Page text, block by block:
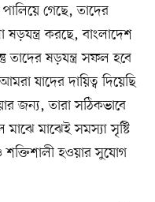
গেছে, তাদের
করছে, বাংলাদেশ
তাদের ষড়যন্ত্র সফল হবে
যাদের দায়িত্ব দিয়েছি
জন্য, তারা সঠিকভাবে
মাঝেই সমস্যা সৃষ্টি
শক্তিশালী হওয়ার সুযোগ